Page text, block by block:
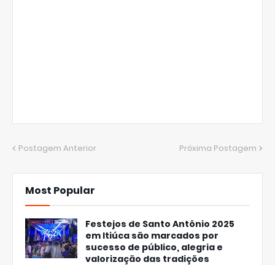
Postagem Anterior Próxima Postagem
Most Popular
Festejos de Santo Antônio 2025
em Itiúca são marcados por
sucesso de público, alegria e
valorização das tradições